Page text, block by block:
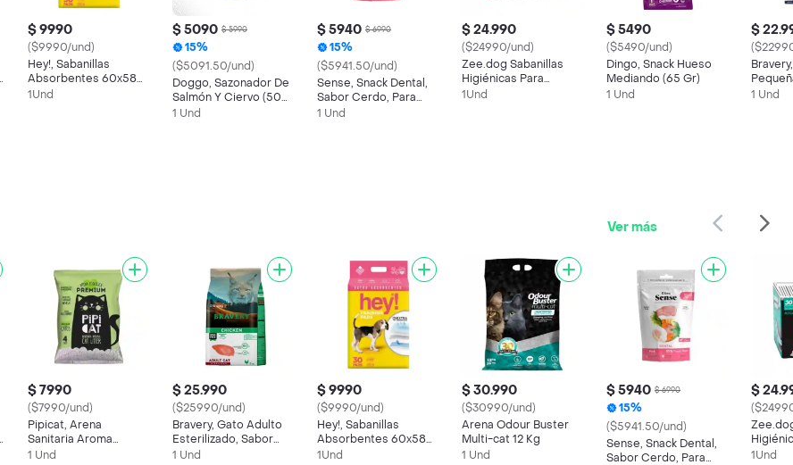
$ 9990
($9990/und)
Hey!, Sabanillas
Absorbentes 60x58
(30 Unidades)
1Und
$ 5090 $ 5990
15%
($5091.50/und)
Doggo, Sazonador De
Salmón Y Ciervo (50
Gr)
1 Und
$ 5940 $ 6990
15%
($5941.50/und)
Sense, Snack Dental,
Sabor Cerdo, Para
Perros (100g)
1 Und
$ 24.990
($24990/und)
Zee.dog Sabanillas
Higiénicas Para
Perros, 30 Un. (80x60
1Und
$ 5490
($5490/und)
Dingo, Snack Hueso
Mediando (65 Gr)
1 Und
$
(2kg)
1 Und
Ver más
$ 7990
($7990/und)
Pipicat, Arena
Sanitaria Aroma
Manzana (4 Kg)
1 Und
$ 25.990
($25990/und)
Bravery, Gato Adulto
Esterilizado, Sabor
Pollo(2kg)
1 Und
$ 9990
($9990/und)
Hey!, Sabanillas
Absorbentes 60x58
(30 Unidades)
1Und
$ 30.990
($30990/und)
Arena Odour Buster
Multi-cat 12 Kg
1 Und
$ 5940 $ 6990
15%
($5941.50/und)
Sense, Snack Dental,
Sabor Cerdo, Para
$
Perros,
1Und